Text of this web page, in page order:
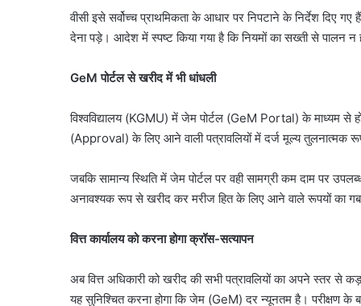
वीसी इसे सर्वोच्च प्राथमिकता के आधार पर निपटाने के निर्देश दिए
देना पड़े। आदेश में स्पष्ट किया गया है कि नियमों का सख्ती से पालन न
GeM पोर्टल से खरीद में भी धांधली
विश्वविद्यालय (KGMU) में जेम पोर्टल (GeM Portal) के माध्यम से
(Approval) के लिए आने वाली पत्रावलियों में दर्ज मूल्य तुलनात्मक
जबकि सामान्य स्थिति में जेम पोर्टल पर वही सामग्री कम दाम पर
अनावश्‍यक रूप से खरीद कर मरीज हित के लिए आने वाले रूपयों का
वित्त कार्यालय को करना होगा क्रॉस-सत्यापन
अब वित्त अधिकारी को खरीद की सभी पत्रावलियों का अपने स्तर
यह सुनिश्चित करना होगा कि जेम (GeM) दर न्यूनतम है। परीक्षण के